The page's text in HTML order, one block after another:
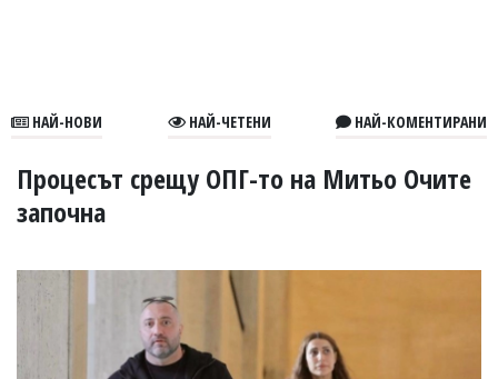
В
УКРАЙНА
РАЗСЛЕДВАНЕ
БИЗНЕС
НАЙ-НОВИ НАЙ-ЧЕТЕНИ НАЙ-КОМЕНТИРАНИ
Процесът срещу ОПГ-то на Митьо Очите
започна